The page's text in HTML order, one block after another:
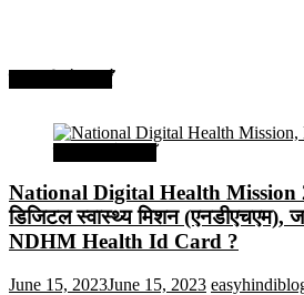
National Digital Health Mission
डिजिटल स्वास्थ्य मिशन (एनडीएचएम),
NDHM Health Id Card ?
June 15, 2023June 15, 2023